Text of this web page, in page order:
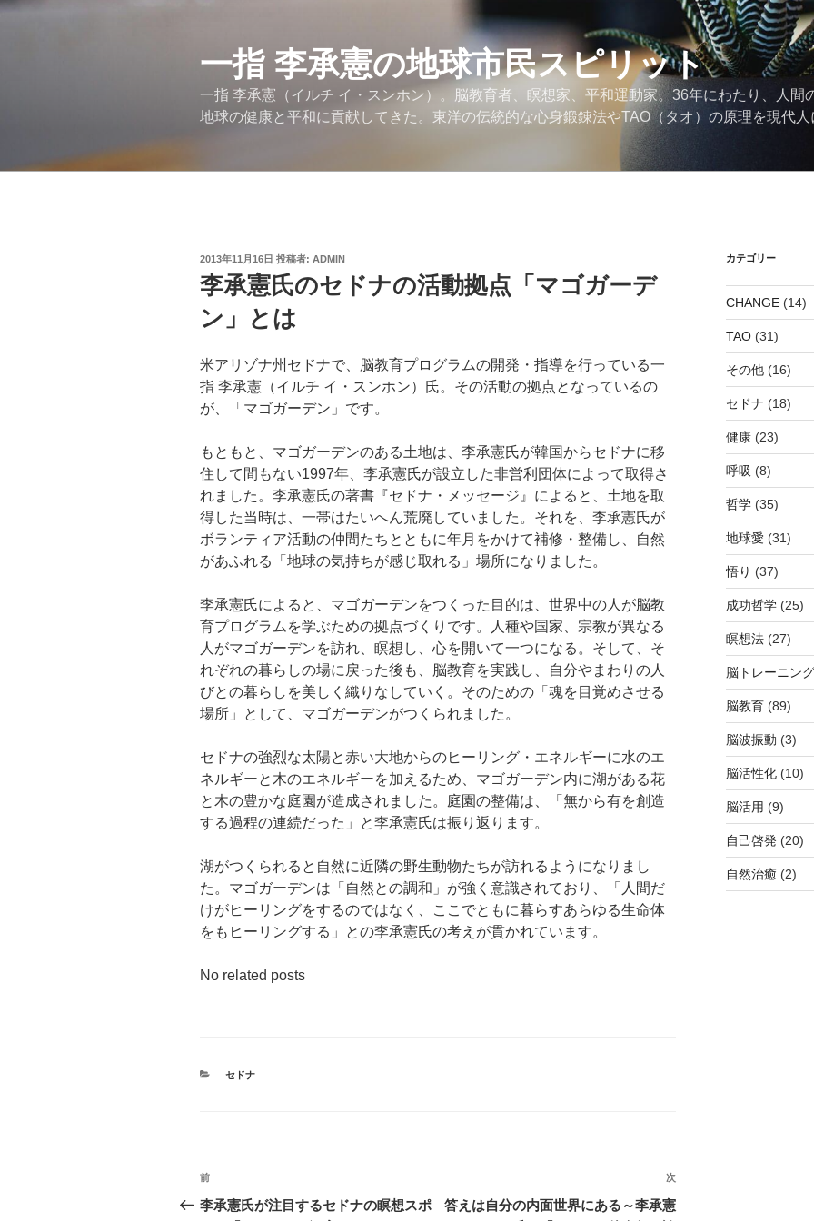
コ
一指 李承憲の地球市民スピリット
一指 李承憲（イルチ イ・スンホン）。脳教育者、瞑想家、平和運動家。36年にわたり、人間
地球の健康と平和に貢献してきた。東洋の伝統的な心身鍛錬法やTAO（タオ）の原理を現代人
投
日:
2013年11月16日 投稿者: ADMIN
李承憲氏のセドナの活動拠点「マゴガーデ
ン」とは
米アリゾナ州セドナで、脳教育プログラムの開発・指導を行っている一
指 李承憲（イルチ イ・スンホン）氏。その活動の拠点となっているの
が、「マゴガーデン」です。
もともと、マゴガーデンのある土地は、李承憲氏が韓国からセドナに移
住して間もない1997年、李承憲氏が設立した非営利団体によって取得さ
れました。李承憲氏の著書『セドナ・メッセージ』によると、土地を取
得した当時は、一帯はたいへん荒廃していました。それを、李承憲氏が
ボランティア活動の仲間たちとともに年月をかけて補修・整備し、自然
があふれる「地球の気持ちが感じ取れる」場所になりました。
李承憲氏によると、マゴガーデンをつくった目的は、世界中の人が脳教
育プログラムを学ぶための拠点づくりです。人種や国家、宗教が異なる
人がマゴガーデンを訪れ、瞑想し、心を開いて一つになる。そして、そ
れぞれの暮らしの場に戻った後も、脳教育を実践し、自分やまわりの人
びとの暮らしを美しく織りなしていく。そのための「魂を目覚めさせる
場所」として、マゴガーデンがつくられました。
セドナの強烈な太陽と赤い大地からのヒーリング・エネルギーに水のエ
ネルギーと木のエネルギーを加えるため、マゴガーデン内に湖がある花
と木の豊かな庭園が造成されました。庭園の整備は、「無から有を創造
する過程の連続だった」と李承憲氏は振り返ります。
湖がつくられると自然に近隣の野生動物たちが訪れるようになりまし
た。マゴガーデンは「自然との調和」が強く意識されており、「人間だ
けがヒーリングをするのではなく、ここでともに暮らすあらゆる生命体
をもヒーリングする」との李承憲氏の考えが貫かれています。
No related posts
カ
セドナ
投
稿
前
の
前
李承憲氏が注目するセドナの瞑想スポ
次
の
次
答えは自分の内面世界にある～李承憲
カテゴリー
CHANGE(14)
TAO(31)
その他(16)
セドナ (18)
健康(23)
呼吸 (8)
哲学(35)
地球愛 (31)
悟り (37)
成功哲学(25)
瞑想法(27)
脳トレーニング
脳教育(89)
脳波振動 (3)
脳活性化(10)
脳活用 (9)
自己啓発 (20)
自然治癒 (2)